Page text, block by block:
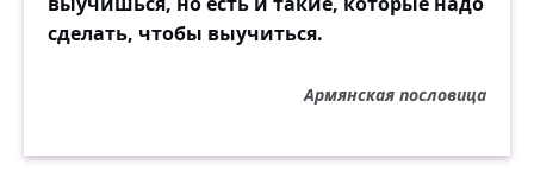
сделать, чтобы выучиться.
Армянская пословица